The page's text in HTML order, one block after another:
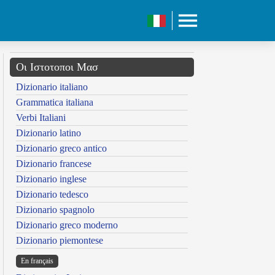
Οι Ιστοτοποι Μασ
Dizionario italiano
Grammatica italiana
Verbi Italiani
Dizionario latino
Dizionario greco antico
Dizionario francese
Dizionario inglese
Dizionario tedesco
Dizionario spagnolo
Dizionario greco moderno
Dizionario piemontese
En français